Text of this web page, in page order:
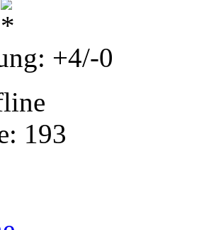
+4/-0
193